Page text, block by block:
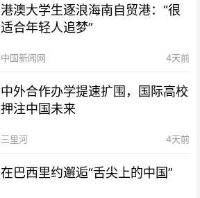
港澳大学生逐浪海南自贸港：“很
适合年轻人追梦”
中国新闻网 4天前
中外合作办学提速扩围，国际高校
押注中国未来
三里河 4天前
在巴西里约邂逅“舌尖上的中国”